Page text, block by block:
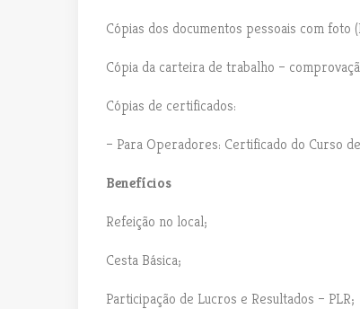
Cópias dos documentos pessoais com foto
Cópia da carteira de trabalho –
Cópias de certificados:
– Para Operadores: Certificado do Curso
Benefícios
Refeição no local;
Cesta Básica;
Participação de Lucros e Resultados – PLR;